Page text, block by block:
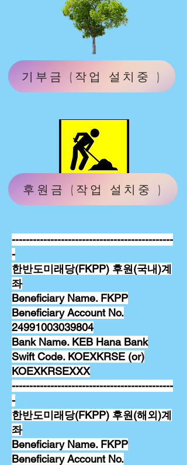
기부금 (작업 설치중 )
후원금 (작업 설치중 )
----------------------------------------------
-
한반도미래당(FKPP) 후원(국내)계
좌
Beneficiary Name. FKPP
Beneficiary Account No.
24991003039804
Bank Name. KEB Hana Bank
Swift Code. KOEXKRSE (or)
KOEXKRSEXXX
----------------------------------------------
-
한반도미래당(FKPP) 후원(해외)계
좌
Beneficiary Name. FKPP
Beneficiary Account No.